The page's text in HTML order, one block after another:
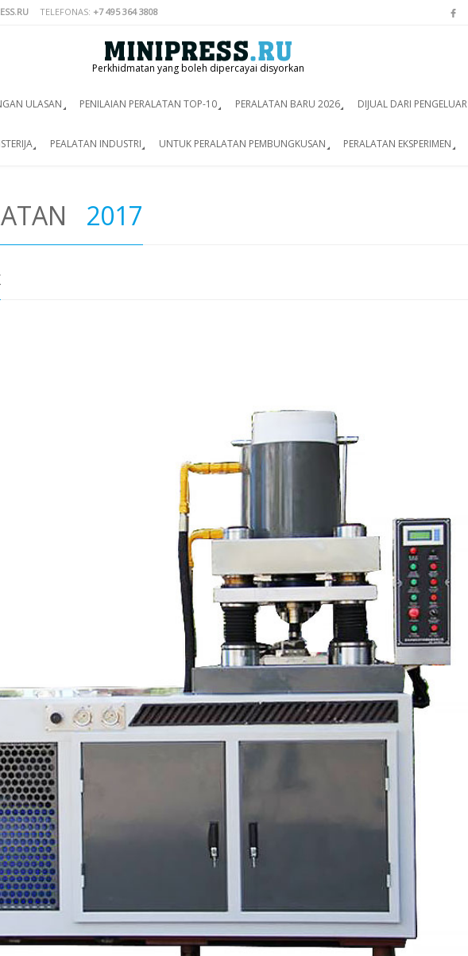
TELEFONAS: +7 495 364 3808
Perkhidmatan yang boleh dipercayai disyorkan
ULASAN PENILAIAN PERALATAN TOP-10 PERALATAN BARU 2026 DIJUAL DARI PENGELUAR
PEALATAN INDUSTRI UNTUK PERALATAN PEMBUNGKUSAN PERALATAN EKSPERIMEN
2017